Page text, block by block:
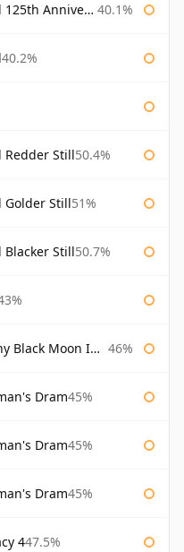
Anniversary 40.1%
40.2%
Redder Still50.4%
Golder Still51%
Blacker Still50.7%
Moon Import 46%
Dram45%
Dram45%
Dram45%
447.5%